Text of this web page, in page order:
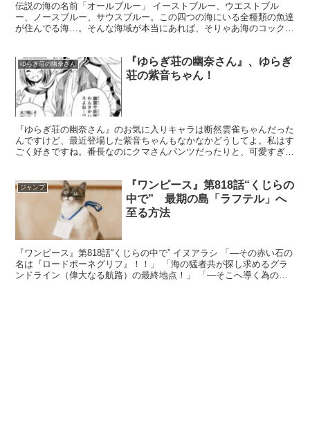
伝説の海の名前「オールブルー」 イーストブルー、ウエストブル
ー、ノースブルー、サウスブルー。この四つの海にいる全種類の魚達
が住んでる海…。そんな海域が本当にあれば、そりゃあ海のコックに
ゆらぎ荘の幽奈さん
『ゆらぎ荘の幽奈さん』、ゆらぎ
荘の紫音ちゃん！
『ゆらぎ荘の幽奈さん』のお気に入りキャラは断然雲雀ちゃんだった
んですけど、最近登場した紫音ちゃんもなかなかどうしてよ。私はす
ごく好きですね。番長なのにクマさんパンツだったりと、可愛すぎて
ジャンプ
『ワンピース』第818話“くじらの
中で” 最期の島「ラフテル」へ
至る方法
『ワンピース』第818話“くじらの中で” イヌアラシ 「―その赤い石の
名は『ロードポーネグリフ』！！」 「海の猛者共が探し求めるグラ
ンドライン（偉大なる航路）の最終地点！」 「―そこへ導く為の石